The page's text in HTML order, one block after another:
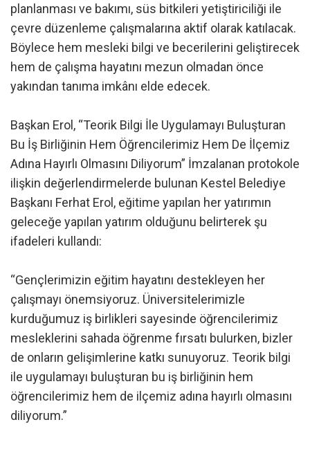
planlanması ve bakımı, süs bitkileri yetiştiriciliği ile
çevre düzenleme çalışmalarına aktif olarak katılacak.
Böylece hem mesleki bilgi ve becerilerini geliştirecek
hem de çalışma hayatını mezun olmadan önce
yakından tanıma imkânı elde edecek.
Başkan Erol, “Teorik Bilgi İle Uygulamayı Buluşturan
Bu İş Birliğinin Hem Öğrencilerimiz Hem De İlçemiz
Adına Hayırlı Olmasını Diliyorum” İmzalanan protokole
ilişkin değerlendirmelerde bulunan Kestel Belediye
Başkanı Ferhat Erol, eğitime yapılan her yatırımın
geleceğe yapılan yatırım olduğunu belirterek şu
ifadeleri kullandı:
“Gençlerimizin eğitim hayatını destekleyen her
çalışmayı önemsiyoruz. Üniversitelerimizle
kurduğumuz iş birlikleri sayesinde öğrencilerimiz
mesleklerini sahada öğrenme fırsatı bulurken, bizler
de onların gelişimlerine katkı sunuyoruz. Teorik bilgi
ile uygulamayı buluşturan bu iş birliğinin hem
öğrencilerimiz hem de ilçemiz adına hayırlı olmasını
diliyorum.”